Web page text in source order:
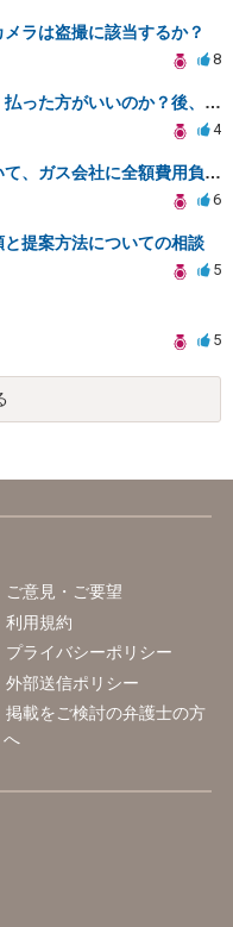
ラは盗撮に該当するか？
8
器物損壊、一部でも修理代は、払った方がいいのか？後、弁護士は、つけた方がいいのか、迷ってます
4
浄化槽の蓋を壊された件について、ガス会社に全額費用負担を求めることは可能でしょうか？
6
提案方法についての相談
5
5
ご意見・ご要望
利用規約
プライバシーポリシー
外部送信ポリシー
掲載をご検討の弁護士の方
へ